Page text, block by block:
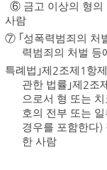
⑥ 금고 이상의 형
사람
⑦ ｢ 성폭력범죄의 처
력범죄의 처벌 등
특례법 ｣제 2조제 1 항제
관한 법률 ｣제 2조제
으로서 형 또는
호의 전부 또는
경우를 포함한다)
한 사람